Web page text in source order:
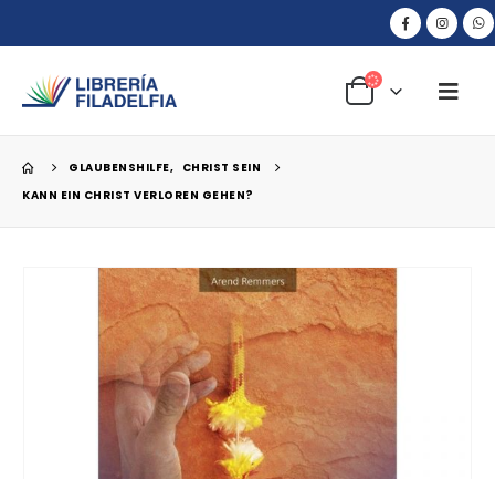
GLAUBENSHILFE, CHRIST SEIN
KANN EIN CHRIST VERLOREN GEHEN?